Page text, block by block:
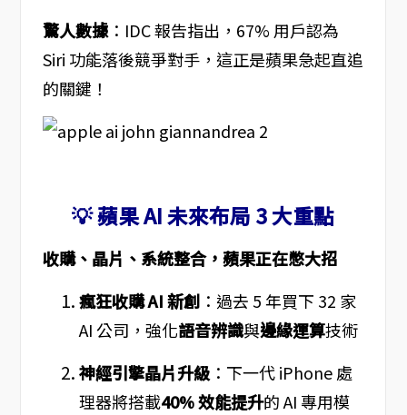
驚人數據：IDC 報告指出，67% 用戶認為
Siri 功能落後競爭對手，這正是蘋果急起直追
的關鍵！
💡 蘋果 AI 未來布局 3 大重點
收購、晶片、系統整合，蘋果正在憋大招
瘋狂收購 AI 新創：過去 5 年買下 32 家
AI 公司，強化語音辨識與邊緣運算技術
神經引擎晶片升級：下一代 iPhone 處
理器將搭載40% 效能提升的 AI 專用模